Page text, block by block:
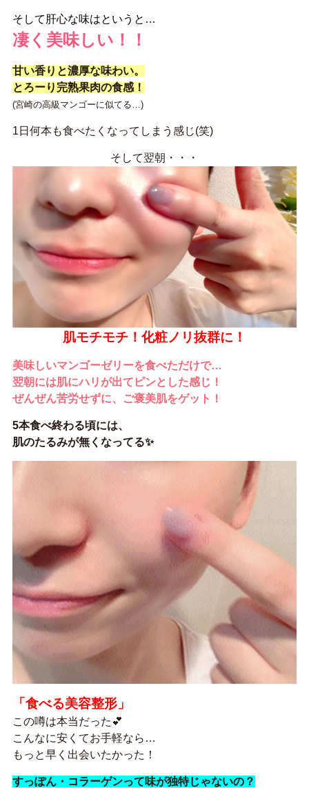
そして肝心な味はというと…
凄く美味しい！！
甘い香りと濃厚な味わい。
とろーり完熟果肉の食感！
(宮崎の高級マンゴーに似てる…)
1日何本も食べたくなってしまう感じ(笑)
そして翌朝・・・
肌モチモチ！化粧ノリ抜群に！
美味しいマンゴーゼリーを食べただけで…
翌朝には肌にハリが出てピンとした感じ！
ぜんぜん苦労せずに、ご褒美肌をゲット！
5本食べ終わる頃には、
肌のたるみが無くなってる✨
「食べる美容整形」
この噂は本当だった💕
こんなに安くてお手軽なら…
もっと早く出会いたかった！
すっぽん・コラーゲンって味が独特じゃないの？